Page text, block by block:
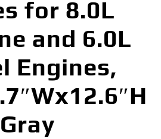
for 8.0L
and 6.0L
Engines,
Gray